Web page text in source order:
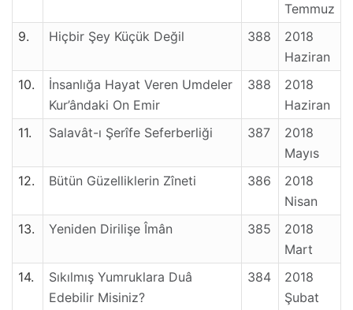
Temmuz
9.
Hiçbir Şey Küçük Değil 388
2018
Haziran
10.
İnsanlığa Hayat Veren Umdeler
Kur’ândaki On Emir
388
2018
Haziran
11.
Salavât-ı Şerîfe Seferberliği 387
2018
Mayıs
12.
Bütün Güzelliklerin Zîneti 386
2018
Nisan
13.
Yeniden Dirilişe Îmân 385
2018
Mart
14.
Sıkılmış Yumruklara Duâ
Edebilir Misiniz?
384
2018
Şubat